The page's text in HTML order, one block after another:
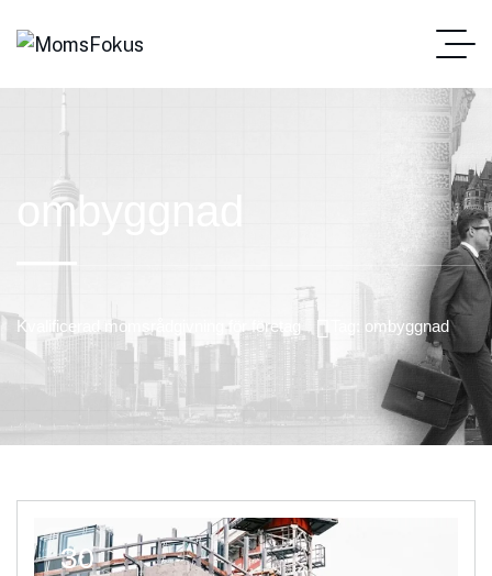
ombyggnad
Kvalificerad momsrådgivning för företag Tag: ombyggnad
30